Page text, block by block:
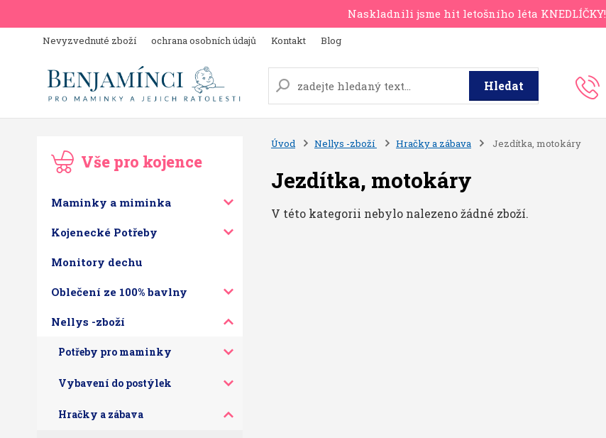
Naskladnili jsme hit letošního léta KNEDLÍČKY!
Nevyzvednuté zboží ochrana osobních údajů Kontakt Blog
Hledat
Vše pro kojence
Maminky a miminka
Kojenecké Potřeby
Monitory dechu
Oblečení ze 100% bavlny
Nellys -zboží
Potřeby pro maminky
Vybavení do postýlek
Hračky a zábava
Úvod Nellys -zboží Hračky a zábava Jezdítka, motokáry
Jezdítka, motokáry
V této kategorii nebylo nalezeno žádné zboží.